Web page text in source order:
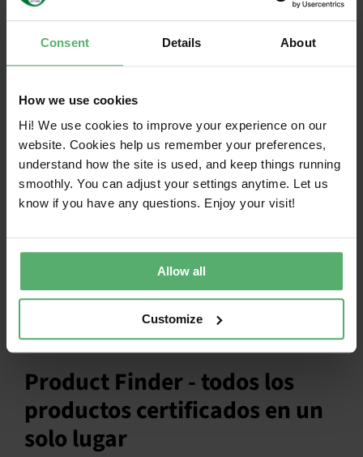
Consent Details About
How we use cookies
Hi! We use cookies to improve your experience on our
website. Cookies help us remember your preferences,
understand how the site is used, and keep things running
smoothly. You can adjust your settings anytime. Let us
know if you have any questions. Enjoy your visit!
Allow all
Customize
Generales de EE.UU.). Los compradores
pueden buscar por TCO Certified y obtener
una lista de los productos certificados
Markitha introducido los llamados "filtros
ecológicos". Con ellos, puede buscar no solo
proveedores locales (reducción de emisiones
de GEI), sino también productos certificados
según los criterios de TCO Certified.
ATEA es otro distribuidor que ofrece una guía
las ventajas de utilizar TCO Certified en las
adquisiciones. Los clientes pueden
seleccionar TCO Certified como opción por
defecto y buscar modelos certificados en la
tienda electrónica.
Product Finder - todos los
productos certificados en un
solo lugar